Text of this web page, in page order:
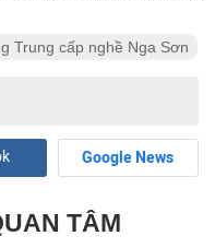
Trung cấp nghề Nga Sơn
Google News
TÂM